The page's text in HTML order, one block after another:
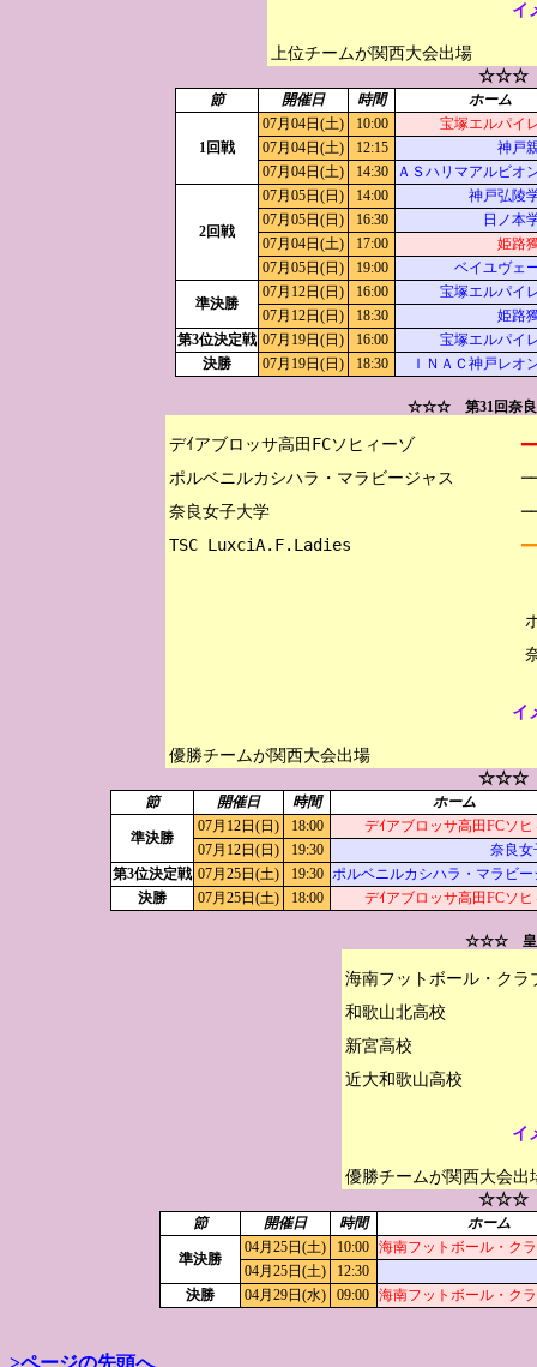
イ
上位チームが関西大会出場
☆☆☆
節 開催日 時間 ホーム
1回戦
07月04日(土) 10:00
宝塚エルパイ
07月04日(土)
12:15
神戸
07月04日(土)
14:30 ＡＳハリマアルビオ
2回戦
07月05日(日) 14:00
神戸弘陵
07月05日(日)
16:30
日ノ本
07月04日(土)
17:00
姫路
07月05日(日)
19:00 ベイユヴェ
準決勝
07月12日(日) 16:00
宝塚エルパイ
07月12日(日)
18:30
姫路
第3位決定戦 07月19日(日) 16:00
宝塚エルパイ
決勝
07月19日(日) 18:30 ＩＮＡＣ神戸レオ
☆☆☆ 第31回奈良
デｲアブロッサ高田FCソヒィーゾ
ポルベニルカシハラ・マラビージャス
奈良女子大学
イ
優勝チームが関西大会出場
☆☆☆
節 開催日 時間 ホーム
準決勝
07月12日(日) 18:00
デｲアブロッサ高田FCソ
07月12日(日)
19:30
奈良女
第3位決定戦 07月25日(土) 19:30 ポルベニルカシハラ・マラビー
決勝
07月25日(土) 18:00 デｲアブロッサ高田FCソ
☆☆☆ 皇
海南フットボール・クラ
和歌山北高校
新宮高校
イ
優勝チームが関西大会出
☆☆☆
節 開催日 時間 ホーム
準決勝
04月25日(土) 10:00 海南フットボール・ク
04月25日(土)
12:30
決勝
04月29日(水) 09:00 海南フットボール・ク
>ページの先頭へ